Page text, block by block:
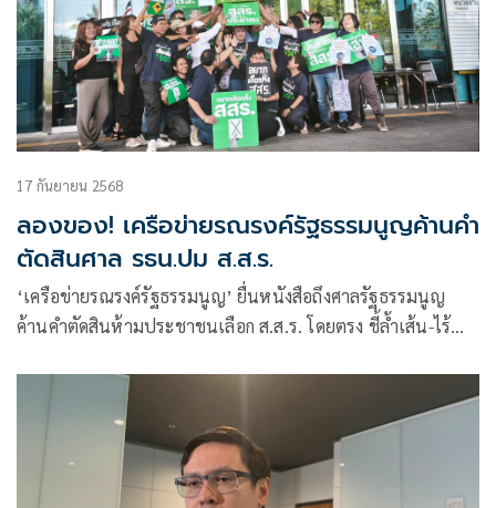
17 กันยายน 2568
ลองของ! เครือข่ายรณรงค์รัฐธรรมนูญค้านคำ
ตัดสินศาล รธน.ปม ส.ส.ร.
‘เครือข่ายรณรงค์รัฐธรรมนูญ’ ยื่นหนังสือถึงศาลรัฐธรรมนูญ
ค้านคำตัดสินห้ามประชาชนเลือก ส.ส.ร. โดยตรง ชี้ล้ำเส้น-ไร้